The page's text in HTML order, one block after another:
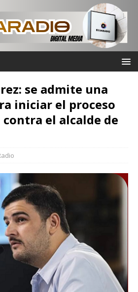
se admite una
iniciar el proceso
el alcalde de